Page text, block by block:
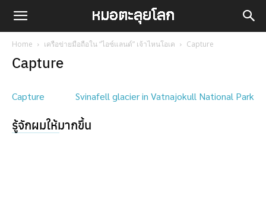
Home เครือข่ายมือถือใน “ไอซ์แลนด์” เจ้าไหนโอเค Capture
Capture
Capture Svinafell glacier in Vatnajokull National Park
รู้จักผมให้มากขึ้น